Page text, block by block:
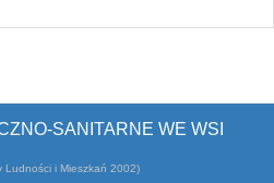
SANITARNE WE WSI
Ludności i Mieszkań 2002)